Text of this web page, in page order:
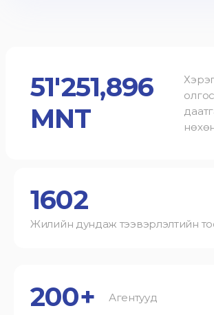
51'251,896
MNT
1602
Жилийн дундаж тээвэрлэлтийн
200+ Агентууд